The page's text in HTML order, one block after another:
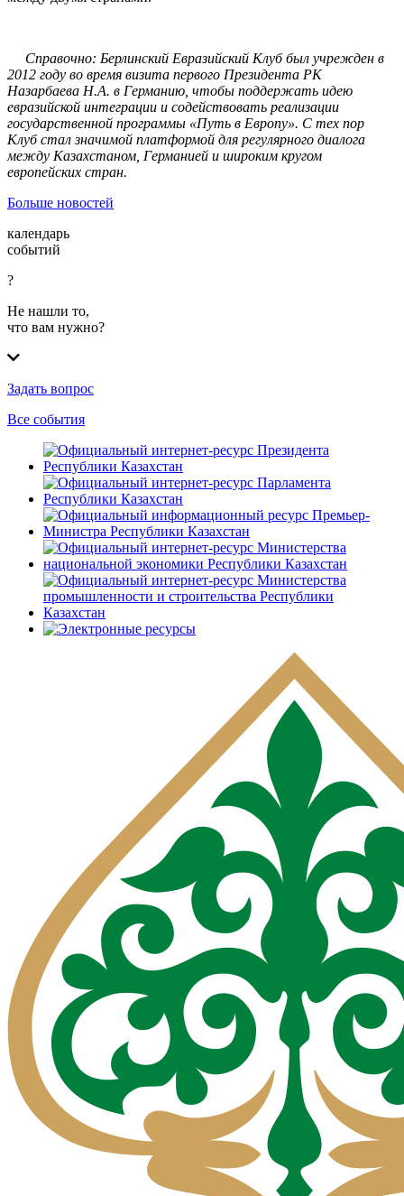
Справочно: Берлинский Евразийский Клуб был учрежден в
2012 году во время визита первого Президента РК
Назарбаева Н.А. в Германию, чтобы поддержать идею
евразийской интеграции и содействовать реализации
государственной программы «Путь в Европу». С тех пор
Клуб стал значимой платформой для регулярного диалога
между Казахстаном, Германией и широким кругом
европейских стран.
Больше новостей
календарь
событий
?
Не нашли то,
что вам нужно?
Задать вопрос
Все события